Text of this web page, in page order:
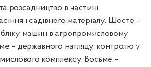
розсадництво в частині
і садівного матеріалу. Шосте –
машин в агропромисловому
– державного нагляду, контролю у
комплексу. Восьме –